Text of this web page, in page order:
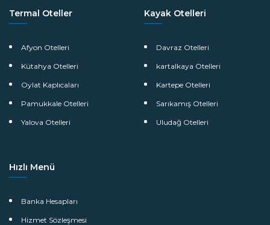
Termal Oteller
Afyon Otelleri
Kütahya Otelleri
Oylat Kaplıcaları
Pamukkale Otelleri
Yalova Otelleri
Kayak Otelleri
Davraz Otelleri
kartalkaya Otelleri
Kartepe Otelleri
Sarıkamış Otelleri
Uludağ Otelleri
Hızlı Menü
Banka Hesapları
Hizmet Sözleşmesi